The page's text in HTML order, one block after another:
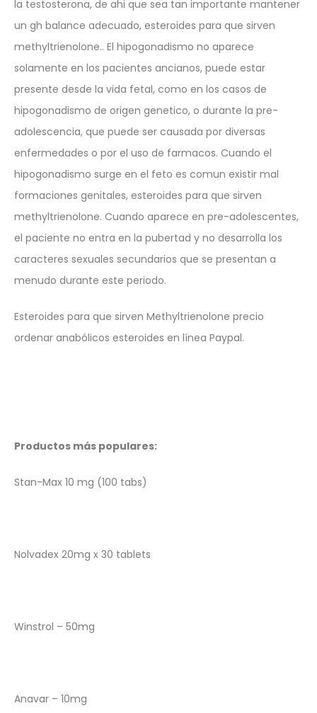
la testosterona, de ahi que sea tan importante mantener
un gh balance adecuado, esteroides para que sirven
methyltrienolone.. El hipogonadismo no aparece
solamente en los pacientes ancianos, puede estar
presente desde la vida fetal, como en los casos de
hipogonadismo de origen genetico, o durante la pre-
adolescencia, que puede ser causada por diversas
enfermedades o por el uso de farmacos. Cuando el
hipogonadismo surge en el feto es comun existir mal
formaciones genitales, esteroides para que sirven
methyltrienolone. Cuando aparece en pre-adolescentes,
el paciente no entra en la pubertad y no desarrolla los
caracteres sexuales secundarios que se presentan a
menudo durante este periodo.
Esteroides para que sirven Methyltrienolone precio
ordenar anabólicos esteroides en línea Paypal.
Productos más populares:
Stan-Max 10 mg (100 tabs)
Nolvadex 20mg x 30 tablets
Winstrol – 50mg
Anavar – 10mg